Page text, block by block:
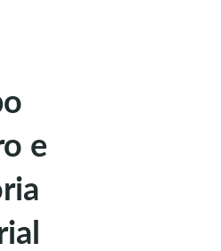
e